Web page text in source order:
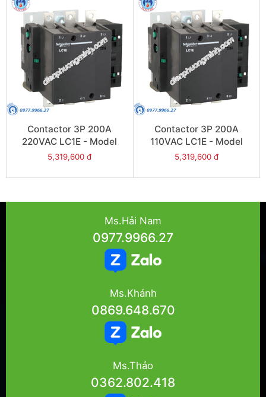
Contactor 3P 200A
220VAC LC1E - Model
LC1E200M6
5,319,600 đ
Contactor 3P 200A
110VAC LC1E - Model
LC1E200F6
5,319,600 đ
Ms.Hải Nam
0977.9966.27
Ms.Khánh
0869.648.670
Ms.Thảo
0362.802.418